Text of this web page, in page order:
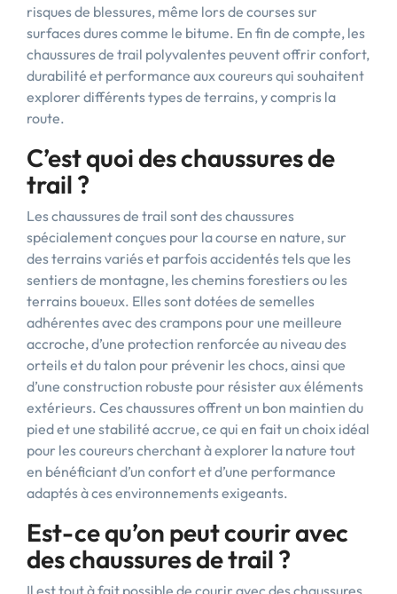
risques de blessures, même lors de courses sur
surfaces dures comme le bitume. En fin de compte, les
chaussures de trail polyvalentes peuvent offrir confort,
durabilité et performance aux coureurs qui souhaitent
explorer différents types de terrains, y compris la
route.
C’est quoi des chaussures de
trail ?
Les chaussures de trail sont des chaussures
spécialement conçues pour la course en nature, sur
des terrains variés et parfois accidentés tels que les
sentiers de montagne, les chemins forestiers ou les
terrains boueux. Elles sont dotées de semelles
adhérentes avec des crampons pour une meilleure
accroche, d’une protection renforcée au niveau des
orteils et du talon pour prévenir les chocs, ainsi que
d’une construction robuste pour résister aux éléments
extérieurs. Ces chaussures offrent un bon maintien du
pied et une stabilité accrue, ce qui en fait un choix idéal
pour les coureurs cherchant à explorer la nature tout
en bénéficiant d’un confort et d’une performance
adaptés à ces environnements exigeants.
Est-ce qu’on peut courir avec
des chaussures de trail ?
Il est tout à fait possible de courir avec des chaussures